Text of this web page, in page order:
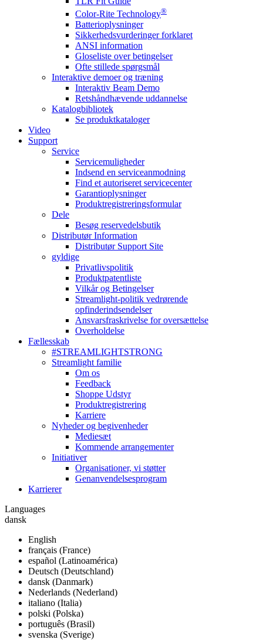
Color-Rite Technology®
Batterioplysninger
Sikkerhedsvurderinger forklaret
ANSI information
Gloseliste over betingelser
Ofte stillede spørgsmål
Interaktive demoer og træning
Interaktiv Beam Demo
Retshåndhævende uddannelse
Katalogbibliotek
Se produktkataloger
Video
Support
Service
Servicemuligheder
Indsend en serviceanmodning
Find et autoriseret servicecenter
Garantioplysninger
Produktregistreringsformular
Dele
Besøg reservedelsbutik
Distributør Information
Distributør Support Site
gyldige
Privatlivspolitik
Produktpatentliste
Vilkår og Betingelser
Streamlight-politik vedrørende
opfinderindsendelser
Ansvarsfraskrivelse for oversættelse
Overholdelse
Fællesskab
#STREAMLIGHTSTRONG
Streamlight familie
Om os
Feedback
Shoppe Udstyr
Produktregistrering
Karriere
Nyheder og begivenheder
Mediesæt
Kommende arrangementer
Initiativer
Organisationer, vi støtter
Genanvendelsesprogram
Karrierer
Languages
dansk
English
français (France)
español (Latinoamérica)
Deutsch (Deutschland)
dansk (Danmark)
Nederlands (Nederland)
italiano (Italia)
polski (Polska)
português (Brasil)
svenska (Sverige)